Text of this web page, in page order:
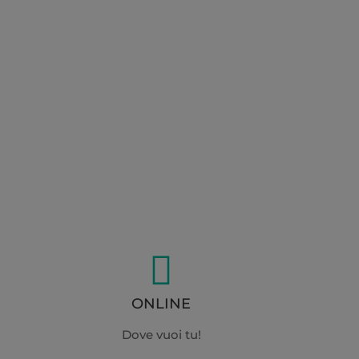

ONLINE
Dove vuoi tu!